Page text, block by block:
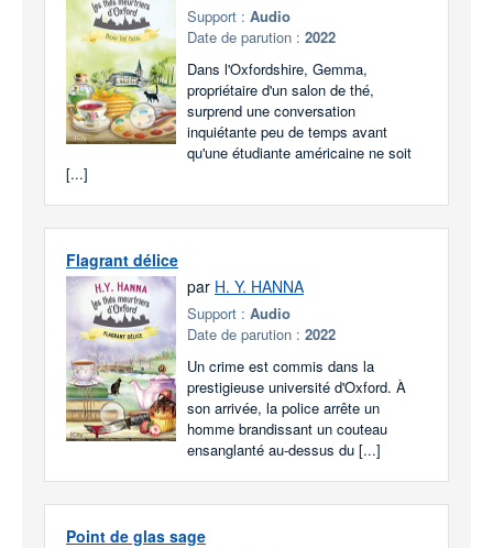
Support : Audio
Date de parution : 2022
Dans l'Oxfordshire, Gemma,
propriétaire d'un salon de thé,
surprend une conversation
inquiétante peu de temps avant
qu'une étudiante américaine ne soit
[...]
Flagrant délice
par H. Y. HANNA
Support : Audio
Date de parution : 2022
Un crime est commis dans la
prestigieuse université d'Oxford. À
son arrivée, la police arrête un
homme brandissant un couteau
ensanglanté au-dessus du [...]
Point de glas sage